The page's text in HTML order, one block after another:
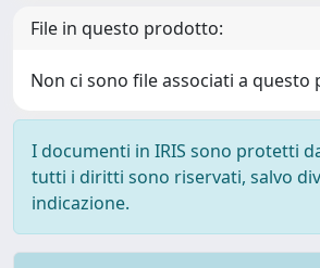
File in questo prodotto:
Non ci sono file associati a questo
I documenti in IRIS sono protetti
tutti i diritti sono riservati, salvo
indicazione.